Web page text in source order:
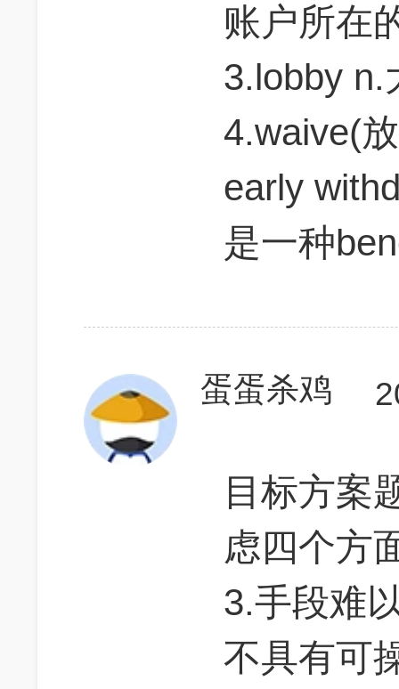
账户所在
3.lobby n.
4.waive(
early
是一种
蛋蛋杀鸡
目标方案
虑四个方
3.手段难
不具有可